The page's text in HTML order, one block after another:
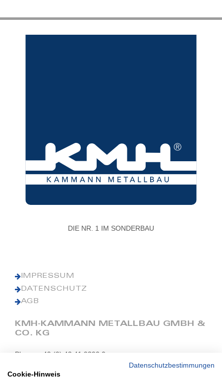
DIE NR. 1 IM SONDERBAU
IMPRESSUM
DATENSCHUTZ
AGB
KMH-KAMMANN METALLBAU GMBH &
CO. KG
Phone: +49 (0) 42 41 9390 0
E-Mail: office@kmh.net
Datenschutzbestimmungen
Cookie-Hinweis